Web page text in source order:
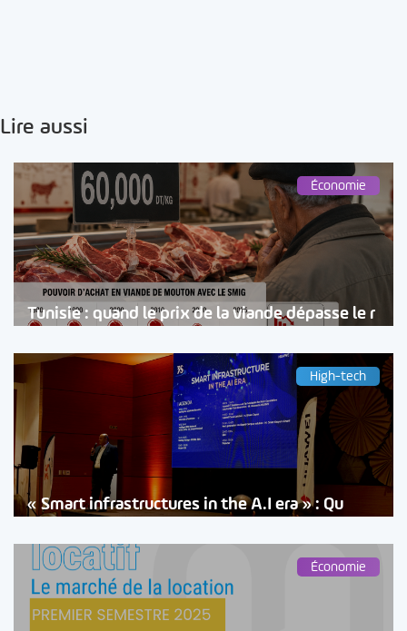
Lire aussi
Économie
Tunisie : quand le prix de la viande dépasse le r
High-tech
« Smart infrastructures in the A.I era » : Qu
Économie